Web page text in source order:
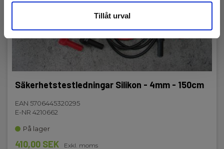
Tillåt urval
Säkerhetstestledningar Silikon - 4mm - 150cm
EAN 5706445320295
E-NR 4210662
På lager
410,00 SEK Exkl. moms